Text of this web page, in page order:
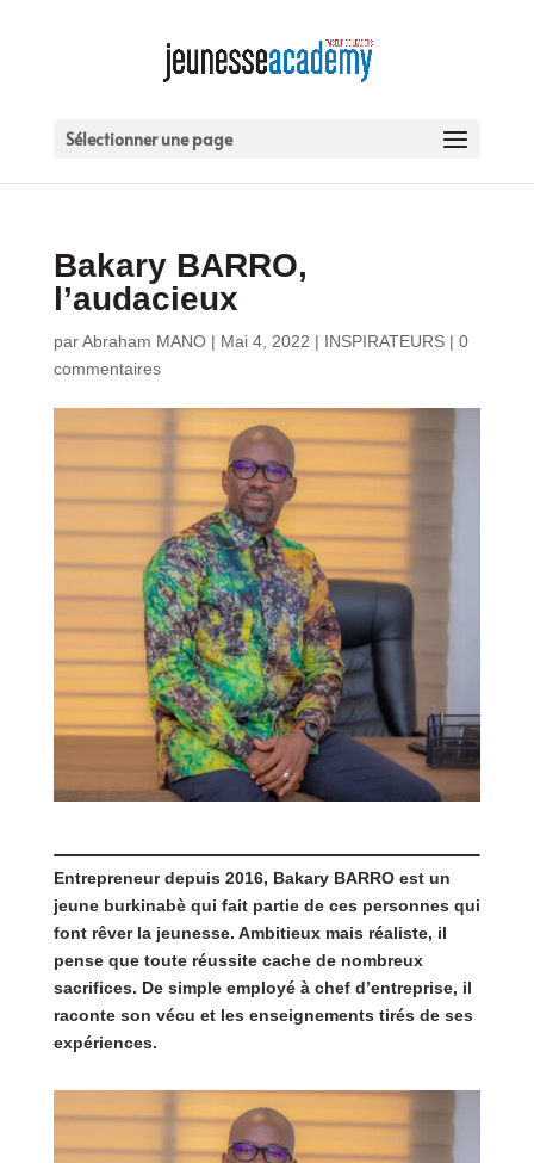
Sélectionner une page
Bakary BARRO,
l’audacieux
parAbraham MANO| Mai 4, 2022 | INSPIRATEURS| 0
commentaires
Entrepreneur depuis 2016, Bakary BARRO est un
jeune burkinabè qui fait partie de ces personnes qui
font rêver la jeunesse. Ambitieux mais réaliste, il
pense que toute réussite cache de nombreux
sacrifices. De simple employé à chef d’entreprise, il
raconte son vécu et les enseignements tirés de ses
expériences.